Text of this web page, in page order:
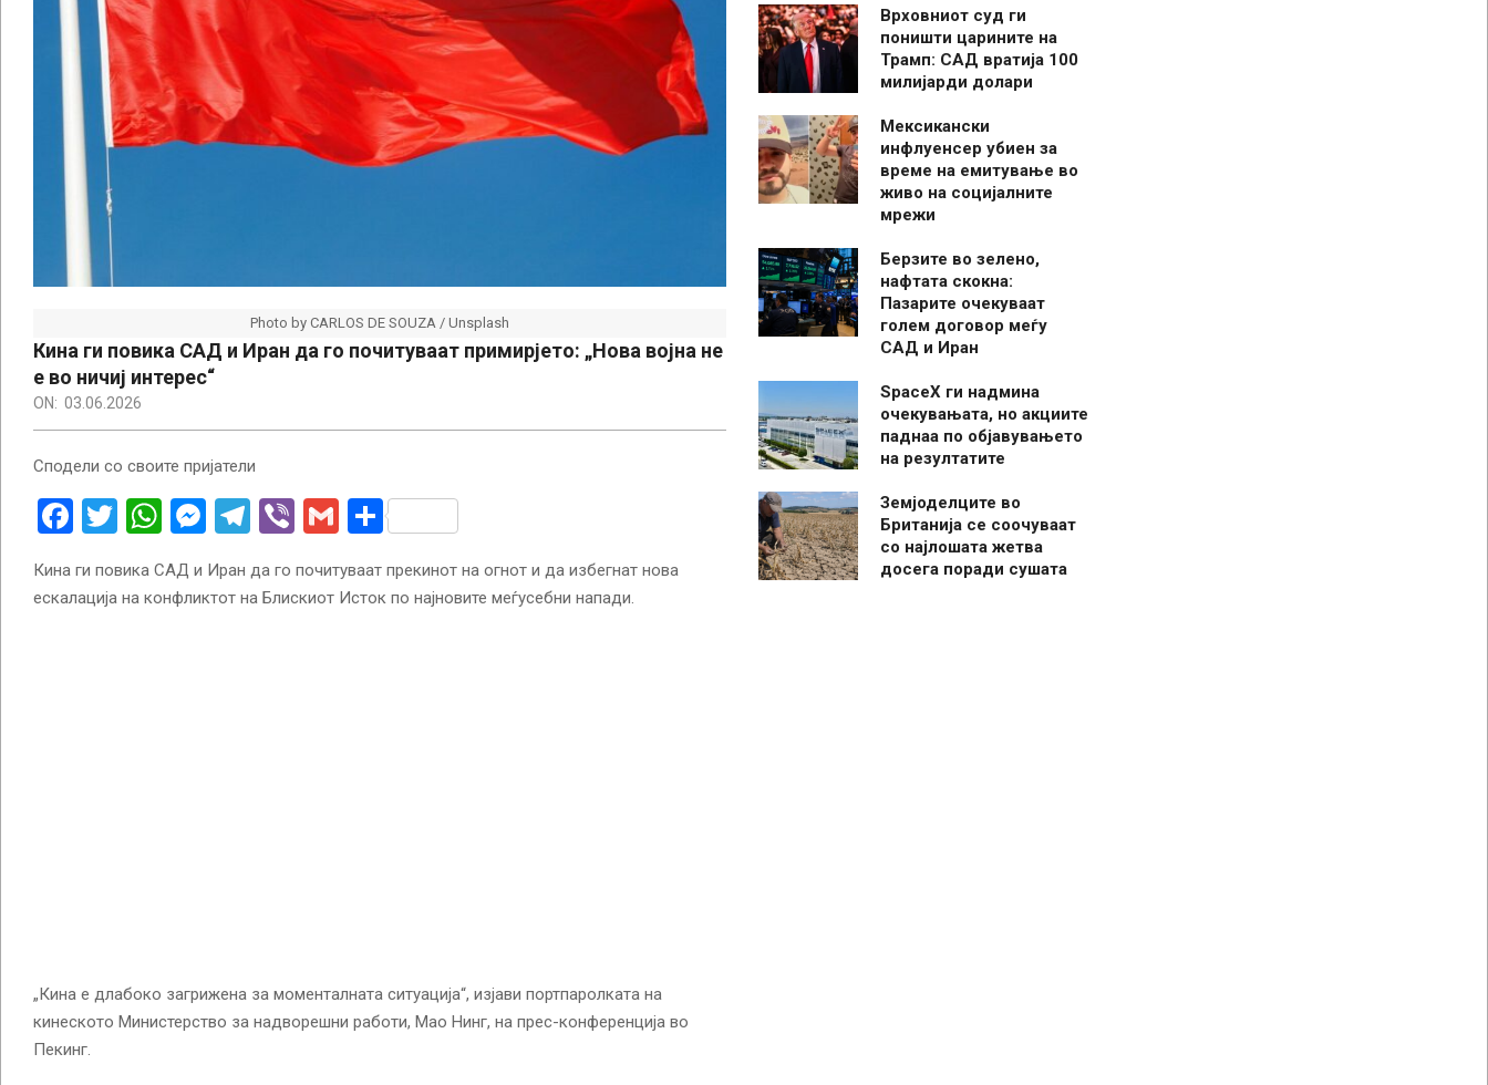
Photo by CARLOS DE SOUZA / Unsplash
Кина ги повика САД и Иран да го почитуваат примирјето: „Нова војна не
е во ничиј интерес“
ON: 03.06.2026
Сподели со своите пријатели
Facebook
Twitter
WhatsApp
Messenger
Telegram
ViberGmailShare
Кина ги повика САД и Иран да го почитуваат прекинот на огнот и да избегнат нова
ескалација на конфликтот на Блискиот Исток по најновите меѓусебни напади.
„Кина е длабоко загрижена за моменталната ситуација“, изјави портпаролката на
кинеското Министерство за надворешни работи, Мао Нинг, на прес-конференција во
Пекинг.
Врховниот суд ги
поништи царините на
Трамп: САД вратија 100
милијарди долари
Мексикански
инфлуенсер убиен за
време на емитување во
живо на социјалните
мрежи
Берзите во зелено,
нафтата скокна:
Пазарите очекуваат
голем договор меѓу
САД и Иран
SpaceX ги надмина
очекувањата, но акциите
паднаа по објавувањето
на резултатите
Земјоделците во
Британија се соочуваат
со најлошата жетва
досега поради сушата